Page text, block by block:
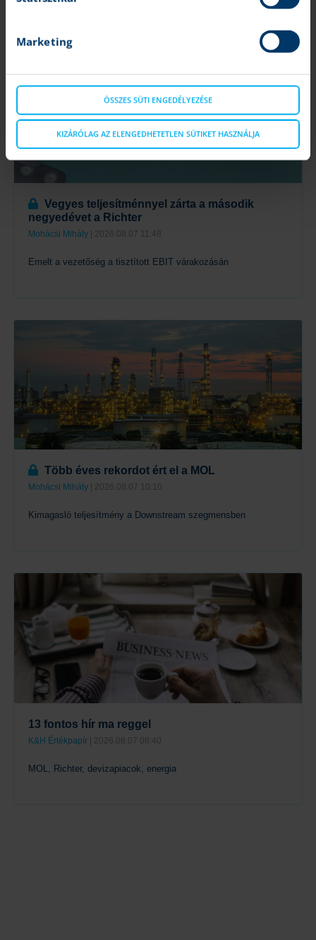
Marketing
ÖSSZES SÜTI ENGEDÉLYEZÉSE
KIZÁRÓLAG AZ ELENGEDHETETLEN SÜTIKET HASZNÁLJA
Vegyes teljesítménnyel zárta a második
negyedévet a Richter
Mohácsi Mihály | 2026.08.07 11:48
Emelt a vezetőség a tisztított EBIT várakozásán
Több éves rekordot ért el a MOL
Mohácsi Mihály | 2026.08.07 10:10
Kimagasló teljesítmény a Downstream szegmensben
13 fontos hír ma reggel
K&H Értékpapír | 2026.08.07 08:40
MOL, Richter, devizapiacok, energia